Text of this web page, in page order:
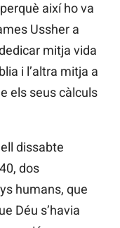
així ho va
Ussher a
mitja vida
i l’altra mitja a
els seus càlculs
dissabte
dos
humans, que
Déu s’havia